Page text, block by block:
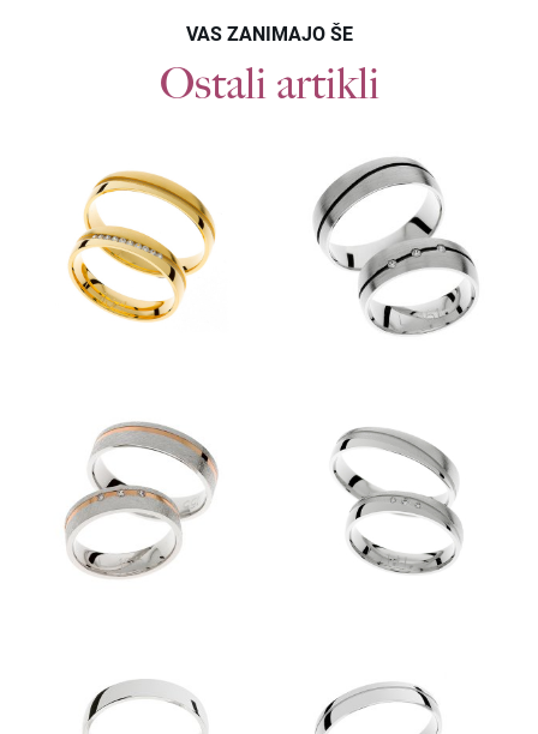
Kolekcije
KOLEKCIJA CLASSIC
KOLEKCIJA LINEA
Povpraševanje
POROČNI PRSTANI L103
VAS ZANIMAJO ŠE
Ostali artikli